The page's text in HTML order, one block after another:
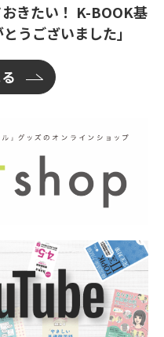
きたい！ K-BOOK基
うございました」